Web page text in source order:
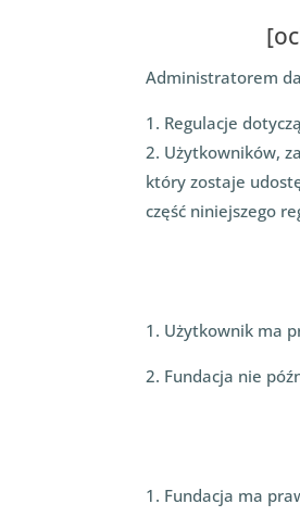
Administratorem
1. Regulacje
2. Użytkowników,
który zostaje
część niniejszego
1. Użytkownik ma
2. Fundacja nie
1. Fundacja ma